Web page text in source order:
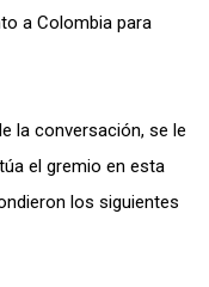
a Colombia para
la conversación, se le
el gremio en esta
los siguientes